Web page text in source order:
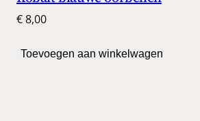
€8,00
Toevoegen aan winkelwagen